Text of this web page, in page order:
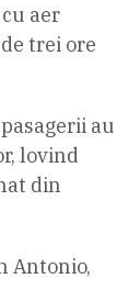
aer
trei ore
au
lovind
din
Antonio,